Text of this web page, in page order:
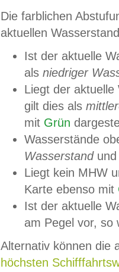
Die farblichen
aktuellen
Ist der aktuelle
als niedriger
Liegt der
gilt dies als
mit Grün
Wasserstände
Wasserstandund
Liegt kein MHW
Karte ebenso mit
Ist der aktuelle
am Pegel vor,
Alternativ können die
höchsten